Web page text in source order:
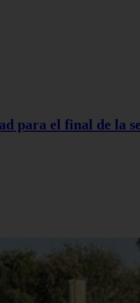
para el final de la